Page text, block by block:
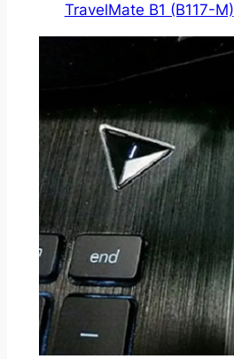
TravelMate B1 (B117-M)